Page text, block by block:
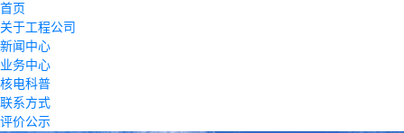
首页
关于工程公司
新闻中心
业务中心
核电科普
联系方式
评价公示